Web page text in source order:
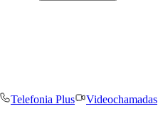
Telefonia Plus Videochamadas